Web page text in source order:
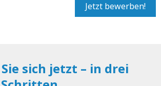
Jetzt bewerben!
sich jetzt – in drei